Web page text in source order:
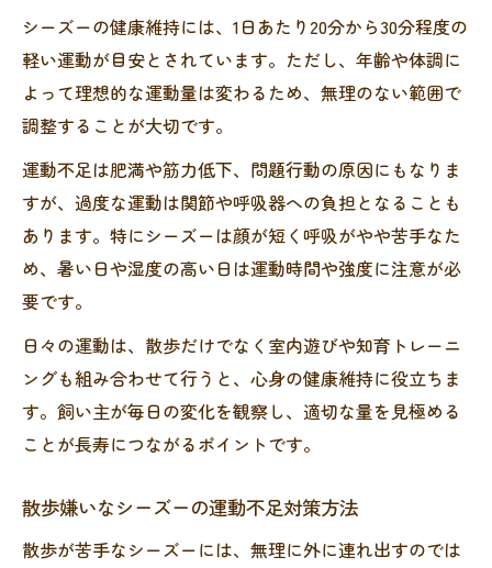
シーズーの健康維持には、1日あたり20分から30分程度の
軽い運動が目安とされています。ただし、年齢や体調に
よって理想的な運動量は変わるため、無理のない範囲で
調整することが大切です。
運動不足は肥満や筋力低下、問題行動の原因にもなりま
すが、過度な運動は関節や呼吸器への負担となることも
あります。特にシーズーは顔が短く呼吸がやや苦手なた
め、暑い日や湿度の高い日は運動時間や強度に注意が必
要です。
日々の運動は、散歩だけでなく室内遊びや知育トレーニ
ングも組み合わせて行うと、心身の健康維持に役立ちま
す。飼い主が毎日の変化を観察し、適切な量を見極める
ことが長寿につながるポイントです。
散歩嫌いなシーズーの運動不足対策方法
散歩が苦手なシーズーには、無理に外に連れ出すのでは